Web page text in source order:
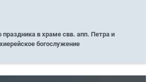
праздника в храме свв. апп. Петра и
богослужение